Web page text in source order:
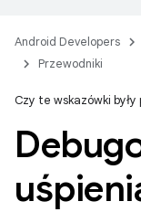
Android Developers
Przewodniki
Czy te wskazówki były